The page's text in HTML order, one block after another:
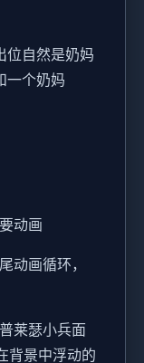
位自然是奶妈
一个奶妈
动画
动画循环，
莱瑟小兵面
背景中浮动的